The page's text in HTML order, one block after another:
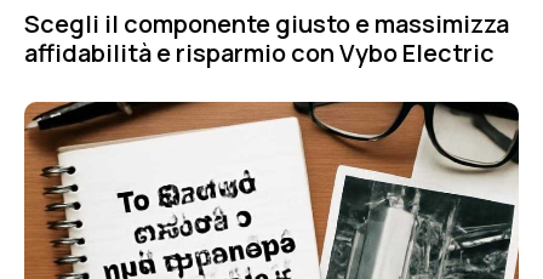
Scegli il componente giusto e massimizza
affidabilità e risparmio con Vybo Electric